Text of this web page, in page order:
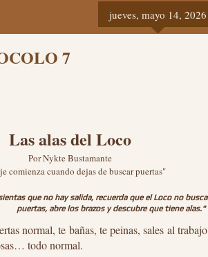
jueves, mayo 14, 2026
7
Las alas del Loco
PorNykte Bustamante
comienza cuando dejas de buscar puertas"
que no hay salida, recuerda que el Loco no busca
puertas, abre los brazos y descubre que tiene alas."
normal, te bañas, te peinas, sales al trabajo
todo normal.